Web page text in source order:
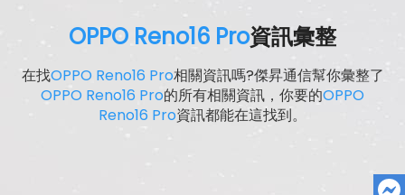
OPPO Reno16 Pro資訊彙整
在找OPPO Reno16 Pro相關資訊嗎?傑昇通信幫你彙整了
OPPO Reno16 Pro的所有相關資訊，你要的OPPO
Reno16 Pro資訊都能在這找到。